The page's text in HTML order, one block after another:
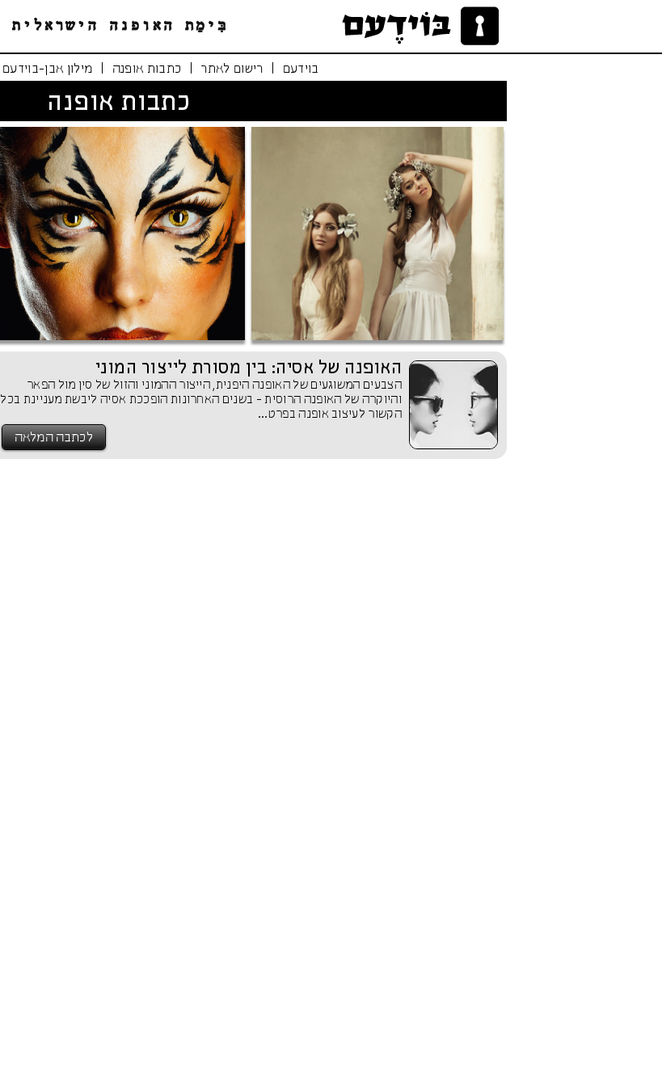
בוידעם רישום לאתר כתבות אופנה מילון אבן-בוידעם
כתבות אופנה
נימרים משוטטים לו הייתי אפרודיטי
האופנה של אסיה: בין מסורת לייצור המוני
הצבעים המשוגעים של האופנה היפנית, הייצור ההמוני והזול של סין מול הפאר
והיוקרה של האופנה הרוסית - בשנים האחרונות הופככת אסיה ליבשת מעניינת בכל
הקשור לעיצוב אופנה בפרט...
לכתבה המלאה